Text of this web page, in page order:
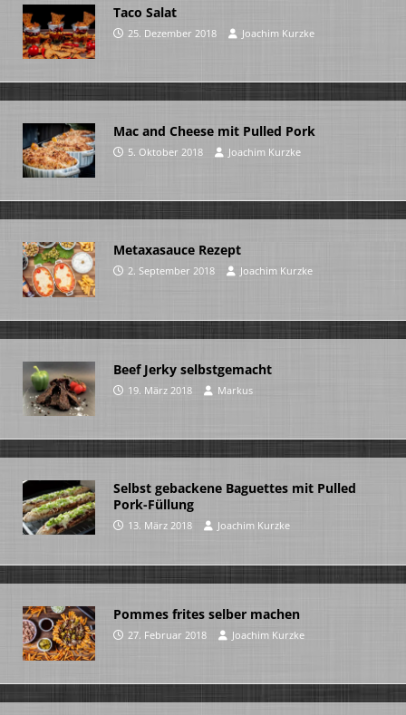
Taco Salat
25. Dezember 2018 Joachim Kurzke
Mac and Cheese mit Pulled Pork
5. Oktober 2018 Joachim Kurzke
Metaxasauce Rezept
2. September 2018 Joachim Kurzke
Beef Jerky selbstgemacht
19. März 2018 Markus
Selbst gebackene Baguettes mit Pulled
Pork-Füllung
13. März 2018 Joachim Kurzke
Pommes frites selber machen
27. Februar 2018 Joachim Kurzke